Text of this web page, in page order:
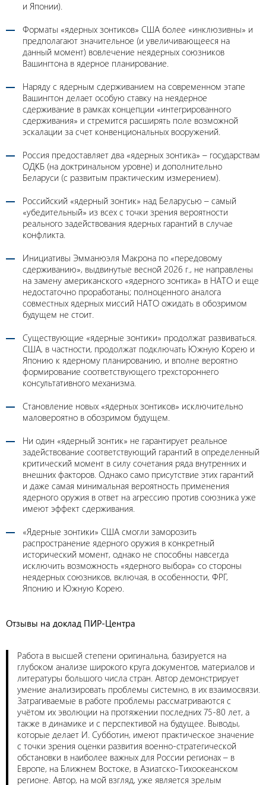
и Японии).
Форматы «ядерных зонтиков» США более «инклюзивны» и
предполагают значительное (и увеличивающееся на
данный момент) вовлечение неядерных союзников
Вашингтона в ядерное планирование.
Наряду с ядерным сдерживанием на современном этапе
Вашингтон делает особую ставку на неядерное
сдерживание в рамках концепции «интегрированного
сдерживания» и стремится расширять поле возможной
эскалации за счет конвенциональных вооружений.
Россия предоставляет два «ядерных зонтика» – государствам
ОДКБ (на доктринальном уровне) и дополнительно
Беларуси (с развитым практическим измерением).
Российский «ядерный зонтик» над Беларусью – самый
«убедительный» из всех с точки зрения вероятности
реального задействования ядерных гарантий в случае
конфликта.
Инициативы Эмманюэля Макрона по «передовому
сдерживанию», выдвинутые весной 2026 г., не направлены
на замену американского «ядерного зонтика» в НАТО и еще
недостаточно проработаны; полноценного аналога
совместных ядерных миссий НАТО ожидать в обозримом
будущем не стоит.
Существующие «ядерные зонтики» продолжат развиваться.
США, в частности, продолжат подключать Южную Корею и
Японию к ядерному планированию, и вполне вероятно
формирование соответствующего трехстороннего
консультативного механизма.
Становление новых «ядерных зонтиков» исключительно
маловероятно в обозримом будущем.
Ни один «ядерный зонтик» не гарантирует реальное
задействование соответствующий гарантий в определенный
критический момент в силу сочетания ряда внутренних и
внешних факторов. Однако само присутствие этих гарантий
и даже самая минимальная вероятность применения
ядерного оружия в ответ на агрессию против союзника уже
имеют эффект сдерживания.
«Ядерные зонтики» США смогли заморозить
распространение ядерного оружия в конкретный
исторический момент, однако не способны навсегда
исключить возможность «ядерного выбора» со стороны
неядерных союзников, включая, в особенности, ФРГ,
Японию и Южную Корею.
Отзывы на доклад ПИР-Центра
Работа в высшей степени оригинальна, базируется на
глубоком анализе широкого круга документов, материалов и
литературы большого числа стран. Автор демонстрирует
умение анализировать проблемы системно, в их взаимосвязи.
Затрагиваемые в работе проблемы рассматриваются с
учётом их эволюции на протяжении последних 75-80 лет, а
также в динамике и с перспективой на будущее. Выводы,
которые делает И. Субботин, имеют практическое значение
с точки зрения оценки развития военно-стратегической
обстановки в наиболее важных для России регионах – в
Европе, на Ближнем Востоке, в Азиатско-Тихоокеанском
регионе. Автор, на мой взгляд, уже является зрелым